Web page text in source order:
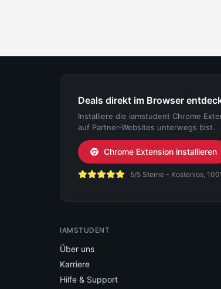
Deals direkt im Browser
Installiere die iamstudent Chrome
auf Partner-Websites unterwegs bist.
Chrome Extension installieren
5/5 Sterne - Kostenlos,
IAMSTUDENT
Über uns
Karriere
Hilfe & Support